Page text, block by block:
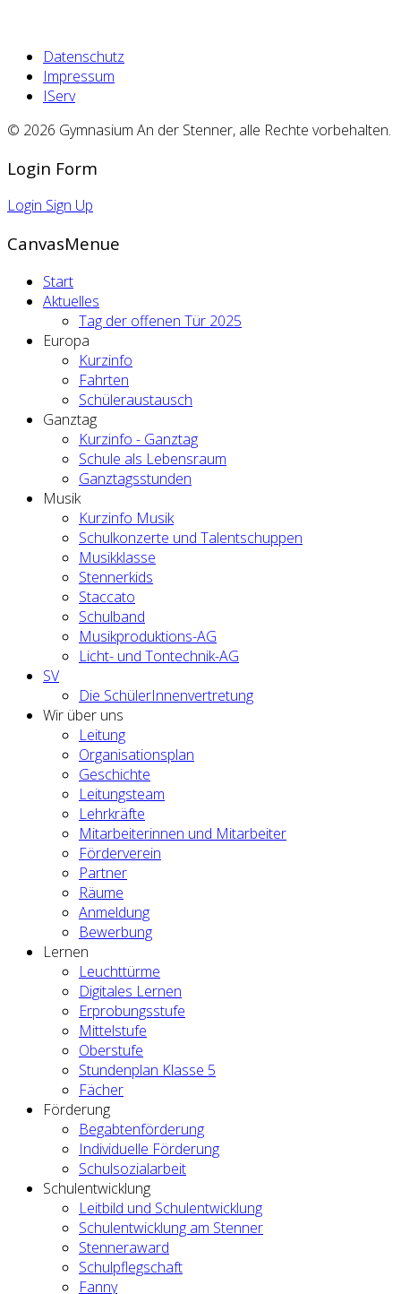
Datenschutz
Impressum
IServ
© 2026 Gymnasium An der Stenner, alle Rechte vorbehalten.
Login Form
Login Sign Up
CanvasMenue
Start
Aktuelles
Tag der offenen Tür 2025
Europa
Kurzinfo
Fahrten
Schüleraustausch
Ganztag
Kurzinfo - Ganztag
Schule als Lebensraum
Ganztagsstunden
Musik
Kurzinfo Musik
Schulkonzerte und Talentschuppen
Musikklasse
Stennerkids
Staccato
Schulband
Musikproduktions-AG
Licht- und Tontechnik-AG
SV
Die SchülerInnenvertretung
Wir über uns
Leitung
Organisationsplan
Geschichte
Leitungsteam
Lehrkräfte
Mitarbeiterinnen und Mitarbeiter
Förderverein
Partner
Räume
Anmeldung
Bewerbung
Lernen
Leuchttürme
Digitales Lernen
Erprobungsstufe
Mittelstufe
Oberstufe
Stundenplan Klasse 5
Fächer
Förderung
Begabtenförderung
Individuelle Förderung
Schulsozialarbeit
Schulentwicklung
Leitbild und Schulentwicklung
Schulentwicklung am Stenner
Stenneraward
Schulpflegschaft
Fanny